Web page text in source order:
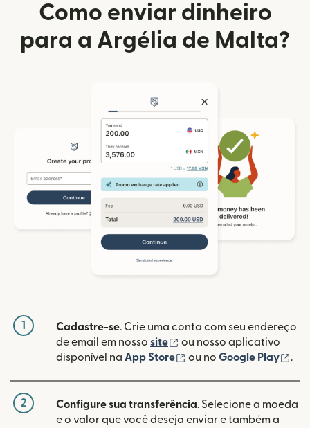
Como enviar dinheiro
para a Argélia de Malta?
1 Cadastre-se. Crie uma conta com seu endereço
de email em nosso site (abre em uma nova
ou nosso aplicativo
disponível na App Store (abre em uma nova
ou no Google Play .
2 Configure sua transferência. Selecione a moeda
e o valor que você deseja enviar e também a